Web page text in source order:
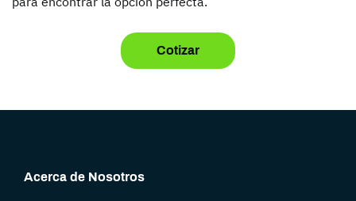
Cotizar
Acerca de Nosotros